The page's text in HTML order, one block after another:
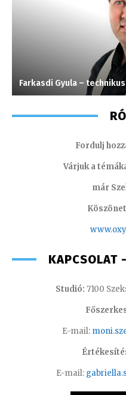
Farkasdi Gyula –
Fordulj
Várjuk a
már
KAPCSOLAT
Studió: 7100
E-mail:
E-mail: